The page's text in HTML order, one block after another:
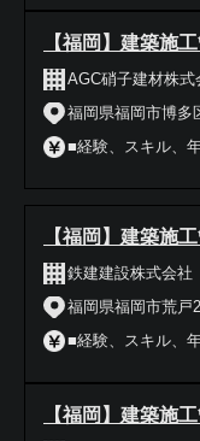
【福岡】建築施
AGC硝子建材株式
福岡県福岡市博多
■経験、スキル、
【福岡】建築施
鉄建建設株式会社
福岡県福岡市荒戸
■経験、スキル、
【福岡】建築施